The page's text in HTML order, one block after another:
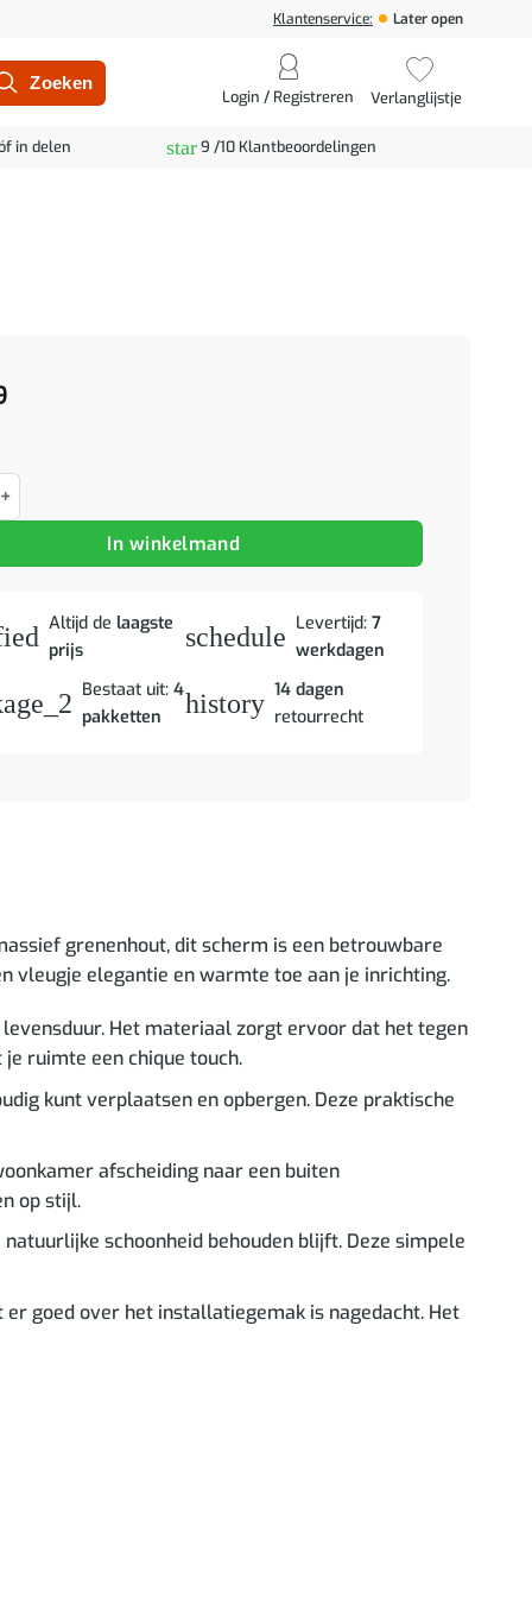
Klantenservice: Later open
Login / Registreren Verlanglijstje
in delen star9 /10 Klantbeoordelingen
Scherm 6 Panelen Geïmpregneerd Hout aantal
In winkelmand
Altijd de laagste
prijs
schedule Levertijd:7
werkdagen
Bestaat uit: 4
pakketten
history 14 dagen
retourrecht
grenenhout, dit scherm is een betrouwbare
vleugje elegantie en warmte toe aan je inrichting.
Het materiaal zorgt ervoor dat het tegen
ruimte een chique touch.
kunt verplaatsen en opbergen. Deze praktische
afscheiding naar een buiten
op stijl.
schoonheid behouden blijft. Deze simpele
goed over het installatiegemak is nagedacht. Het